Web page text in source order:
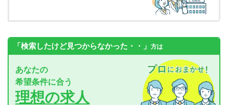
「検索したけど見つからなかった・・」 方は
あなたの
希望条件に合う
理想の求人